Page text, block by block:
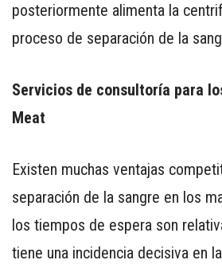
posteriormente alimenta la
proceso de separación de la
Servicios de consultoría para
Meat
Existen muchas ventajas
separación de la sangre en los
los tiempos de espera son
tiene una incidencia decisiva en